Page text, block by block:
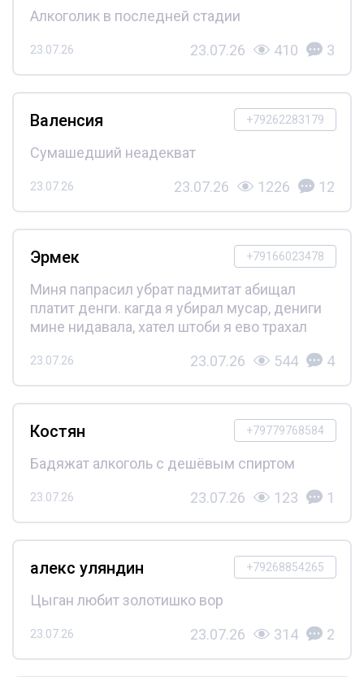
Алкоголик в последней стадии
23.07.26 23.07.26 410 3
+79262283179
Валенсия
Сумашедший неадекват
23.07.26 23.07.26 1226 12
+79166023478
Эрмек
Миня папрасил убрат падмитат абищал
платит денги. кагда я убирал мусар, дениги
мине нидавала, хател штоби я ево трахал
23.07.26 23.07.26 544 4
+79779768584
Костян
Бадяжат алкоголь с дешёвым спиртом
23.07.26 23.07.26 123 1
+79268854265
алекс уляндин
Цыган любит золотишко вор
23.07.26 23.07.26 314 2